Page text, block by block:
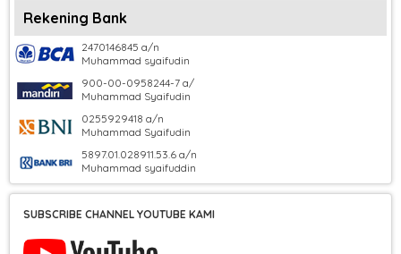
Rekening Bank
2470146845 a/n
Muhammad syaifudin
900-00-0958244-7 a/
Muhammad Syaifudin
0255929418 a/n
Muhammad Syaifudin
5897.01.028911.53.6 a/n
Muhammad syaifuddin
SUBSCRIBE CHANNEL YOUTUBE KAMI